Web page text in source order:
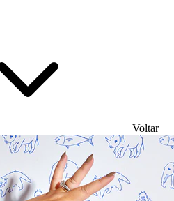
Voltar